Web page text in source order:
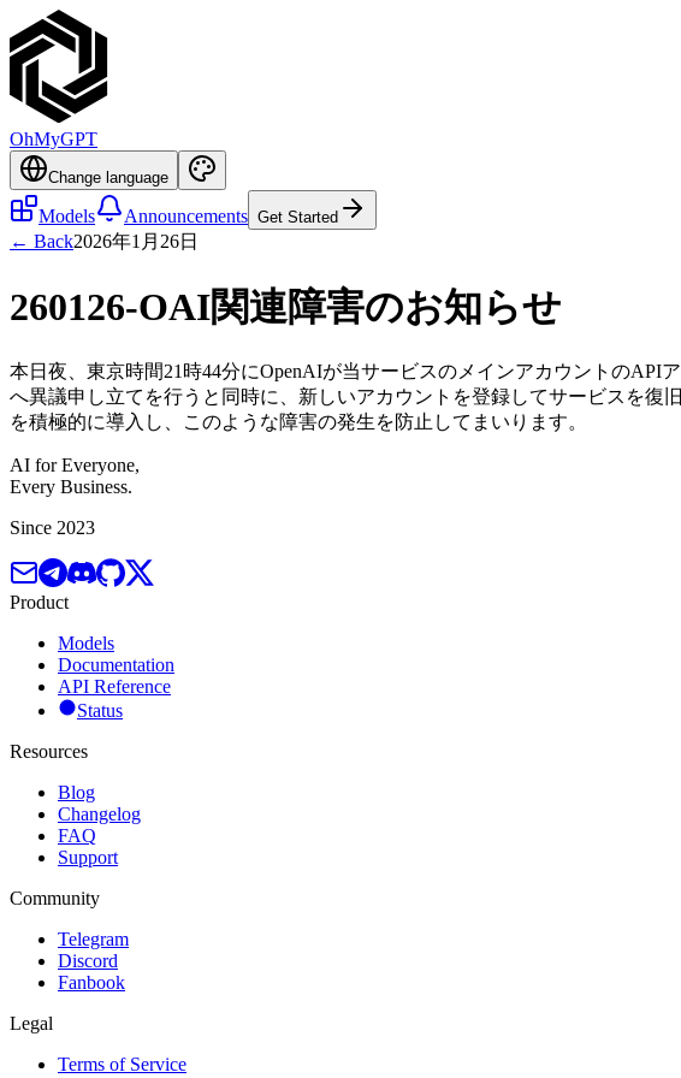
OhMyGPT
Change language
Models Announcements Get Started
← Back2026年1月26日
260126-OAI関連障害のお知らせ
本日夜、東京時間21時44分にOpenAIが当サービスのメインアカウントの
へ異議申し立てを行うと同時に、新しいアカウントを登録してサービスを
を積極的に導入し、このような障害の発生を防止してまいります。
AI for Everyone,
Every Business.
Since 2023
Product
Models
Documentation
API Reference
Status
Resources
Blog
Changelog
FAQ
Support
Community
Telegram
Discord
Fanbook
Legal
Terms of Service